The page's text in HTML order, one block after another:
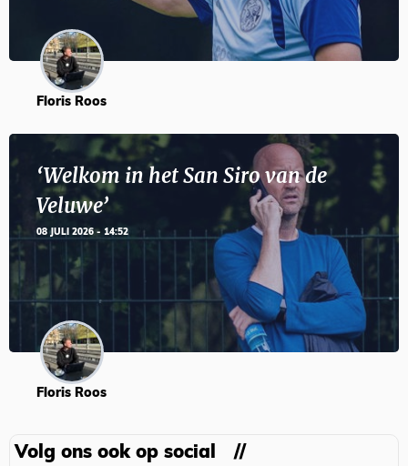
Floris Roos
‘Welkom in het San Siro van de
Veluwe’
08 JULI 2026 - 14:52
Floris Roos
Volg ons ook op social